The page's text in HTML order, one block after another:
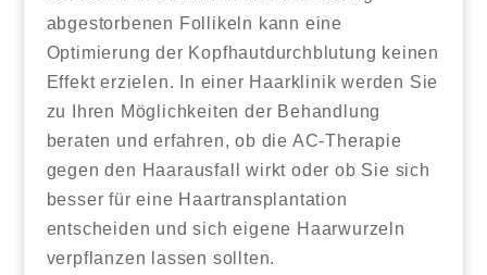
abgestorbenen Follikeln kann eine
Optimierung der Kopfhautdurchblutung keinen
Effekt erzielen. In einer Haarklinik werden Sie
zu Ihren Möglichkeiten der Behandlung
beraten und erfahren, ob die AC-Therapie
gegen den Haarausfall wirkt oder ob Sie sich
besser für eine Haartransplantation
entscheiden und sich eigene Haarwurzeln
verpflanzen lassen sollten.